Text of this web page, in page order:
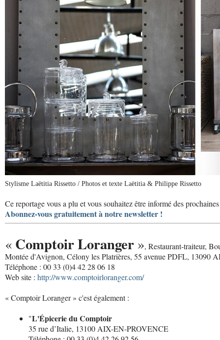
Stylisme Laëtitia Rissetto / Photos et texte Laëtitia & Philippe Rissetto
Ce reportage vous a plu et vous souhaitez être informé des
Abonnez-vous gratuitement à notre newsletter !
« Comptoir Loranger », Restaurant-traiteur,
Montée d'Avignon, Célony les Platrières, 55 avenue PDFL, 13090
Téléphone : 00 33 (0)4 42 28 06 18
Web site : http://www.comptoirloranger.com/
« Comptoir Loranger » c'est également :
"L'Épicerie du Comptoir
35 rue d’Italie, 13100 AIX-EN-PROVENCE